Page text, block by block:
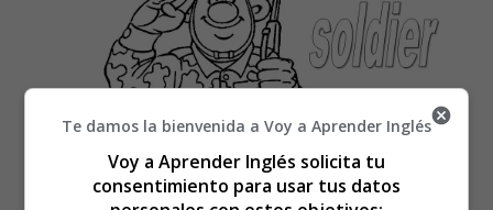
Te damos la bienvenida a Voy a Aprender Inglés
Voy a Aprender Inglés solicita tu
consentimiento para usar tus datos